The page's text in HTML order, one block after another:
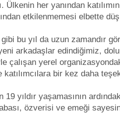
Ülkenin her yanından
etkilenmemesi elbette
bu yıl da uzun zamandır
arkadaşlar edindiğimiz,
çalışan yerel
katılımcılara bir kez daha
19 yıldır yaşamasının
özverisi ve emeği